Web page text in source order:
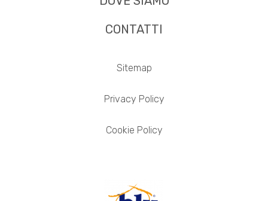
CONTATTI
Sitemap
Privacy Policy
Cookie Policy